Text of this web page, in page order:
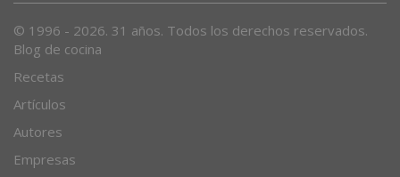
© 1996 - 2026. 31 años. Todos los derechos reservados.
Blog de cocina
Recetas
Artículos
Autores
Empresas